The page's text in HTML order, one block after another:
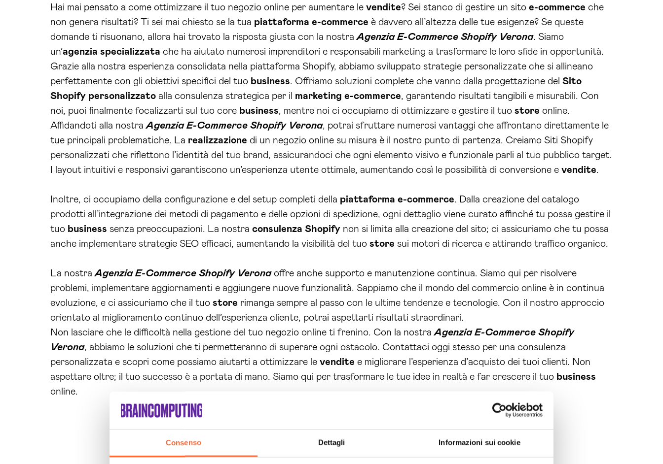
Consenso Dettagli Informazioni sui cookie
Hai mai pensato a come ottimizzare il tuo negozio online per aumentare le vendite? Sei stanco di gestire un sito e-commerce che
non genera risultati? Ti sei mai chiesto se la tua piattaforma e-commerce è davvero all’altezza delle tue esigenze? Se queste
domande ti risuonano, allora hai trovato la risposta giusta con la nostraAgenzia E-Commerce Shopify Verona. Siamo
un’agenzia specializzata che ha aiutato numerosi imprenditori e responsabili marketing a trasformare le loro sfide in opportunità.
Grazie alla nostra esperienza consolidata nella piattaforma Shopify, abbiamo sviluppato strategie personalizzate che si allineano
perfettamente con gli obiettivi specifici del tuo business. Offriamo soluzioni complete che vanno dalla progettazione del Sito
Shopify personalizzato alla consulenza strategica per il marketing e-commerce, garantendo risultati tangibili e misurabili. Con
noi, puoi finalmente focalizzarti sul tuo core business, mentre noi ci occupiamo di ottimizzare e gestire il tuo store online.
Affidandoti alla nostraAgenzia E-Commerce Shopify Verona, potrai sfruttare numerosi vantaggi che affrontano direttamente le
tue principali problematiche. La realizzazione di un negozio online su misura è il nostro punto di partenza. Creiamo Siti Shopify
personalizzati che riflettono l’identità del tuo brand, assicurandoci che ogni elemento visivo e funzionale parli al tuo pubblico target.
I layout intuitivi e responsivi garantiscono un’esperienza utente ottimale, aumentando così le possibilità di conversione e vendite.
Inoltre, ci occupiamo della configurazione e del setup completi della piattaforma e-commerce. Dalla creazione del catalogo
prodotti all’integrazione dei metodi di pagamento e delle opzioni di spedizione, ogni dettaglio viene curato affinché tu possa gestire il
tuo business senza preoccupazioni. La nostra consulenza Shopify non si limita alla creazione del sito; ci assicuriamo che tu possa
anche implementare strategie SEO efficaci, aumentando la visibilità del tuo store sui motori di ricerca e attirando traffico organico.
La nostraAgenzia E-Commerce Shopify Veronaoffre anche supporto e manutenzione continua. Siamo qui per risolvere
problemi, implementare aggiornamenti e aggiungere nuove funzionalità. Sappiamo che il mondo del commercio online è in continua
evoluzione, e ci assicuriamo che il tuo store rimanga sempre al passo con le ultime tendenze e tecnologie. Con il nostro approccio
orientato al miglioramento continuo dell’esperienza cliente, potrai aspettarti risultati straordinari.
Non lasciare che le difficoltà nella gestione del tuo negozio online ti frenino. Con la nostraAgenzia E-Commerce Shopify
Verona, abbiamo le soluzioni che ti permetteranno di superare ogni ostacolo. Contattaci oggi stesso per una consulenza
personalizzata e scopri come possiamo aiutarti a ottimizzare le vendite e migliorare l’esperienza d’acquisto dei tuoi clienti. Non
aspettare oltre; il tuo successo è a portata di mano. Siamo qui per trasformare le tue idee in realtà e far crescere il tuo business
online.